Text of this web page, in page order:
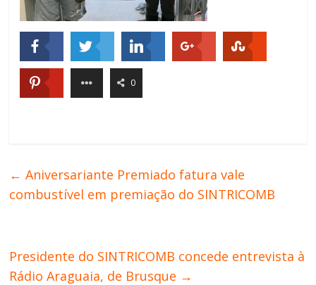
0
← Aniversariante Premiado fatura vale
combustível em premiação do SINTRICOMB
Presidente do SINTRICOMB concede entrevista à
Rádio Araguaia, de Brusque →